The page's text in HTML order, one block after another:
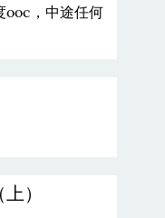
，中途任何
）